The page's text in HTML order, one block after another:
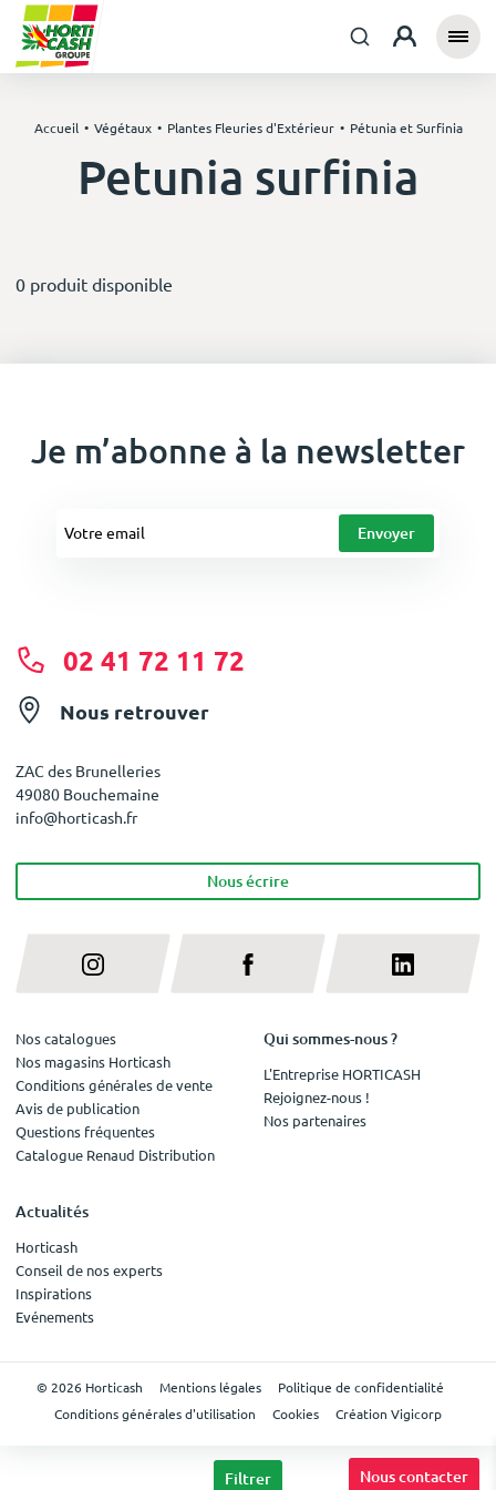
Accueil Végétaux Plantes Fleuries d'Extérieur Pétunia et Surfinia
Petunia surfinia
0 produit disponible
Nous contacter
Je m’abonne à la newsletter
02 41 72 11 72
Nous retrouver
ZAC des Brunelleries
49080 Bouchemaine
info@horticash.fr
Nous écrire
Nos catalogues
Nos magasins Horticash
Conditions générales de vente
Avis de publication
Questions fréquentes
Catalogue Renaud Distribution
Qui sommes-nous ?
L'Entreprise HORTICASH
Rejoignez-nous !
Nos partenaires
Actualités
Horticash
Conseil de nos experts
Inspirations
Evénements
© 2026 Horticash Mentions légales
Politique de confidentialité
Conditions générales d'utilisation
Cookies Création Vigicorp
Filtrer